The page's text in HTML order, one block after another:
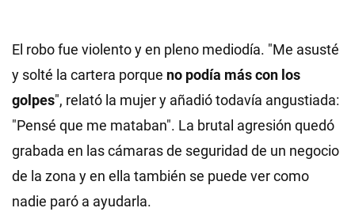
El robo fue violento y en pleno mediodía. "Me asusté
y solté la cartera porque no podía más con los
golpes", relató la mujer y añadió todavía angustiada:
"Pensé que me mataban". La brutal agresión quedó
grabada en las cámaras de seguridad de un negocio
de la zona y en ella también se puede ver como
nadie paró a ayudarla.